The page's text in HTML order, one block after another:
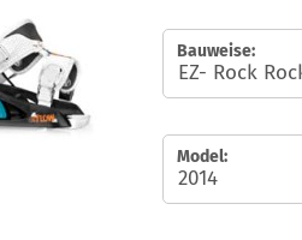
Bauweise:
Model: